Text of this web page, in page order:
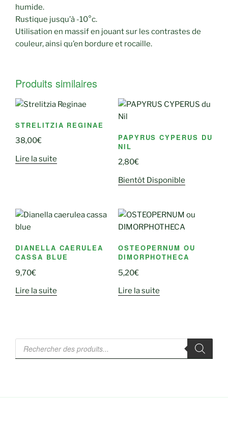
humide.
Rustique jusqu’à -10°c.
Utilisation en massif en jouant sur les contrastes de
couleur, ainsi qu’en bordure et rocaille.
Produits similaires
STRELITZIA REGINAE
38,00€
Lire la suite
PAPYRUS CYPERUS DU
NIL
2,80€
Bientôt Disponible
DIANELLA CAERULEA
CASSA BLUE
9,70€
Lire la suite
OSTEOPERNUM OU
DIMORPHOTHECA
5,20€
Lire la suite
Recherche
produits